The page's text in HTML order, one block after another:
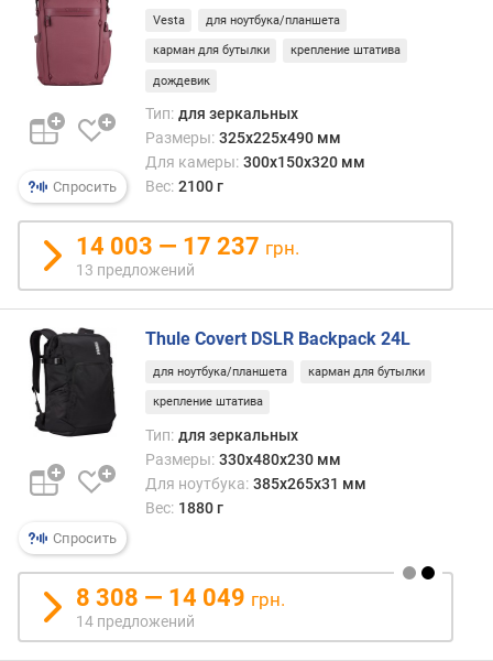
н
а
н
ч
е
и
е
о
б
ъ
е
м
в
н
ш
н
е
Спросить
Vesta для ноутбука/планшета
карман для бутылки крепление штатива
дождевик
Тип: для зеркальных
Размеры: 325x225x490 мм
Для камеры: 300x150x320 мм
Вес: 2100 г
14 003 — 17 237 грн.
13 предложений
Спросить
Thule Covert DSLR Backpack 24L
для ноутбука/планшета карман для бутылки
крепление штатива
Тип: для зеркальных
Размеры: 330x480x230 мм
Для ноутбука: 385x265x31 мм
Вес: 1880 г
8 308 — 14 049 грн.
14 предложений